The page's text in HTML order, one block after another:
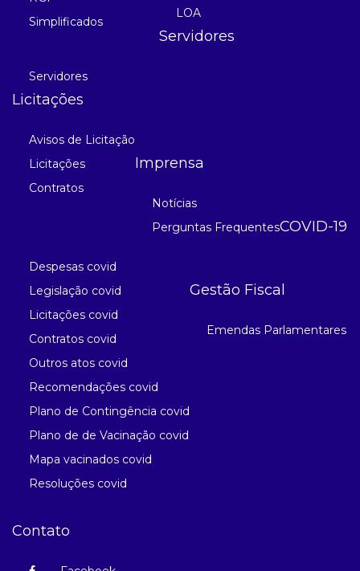
Simplificados
LOA
Servidores
Servidores
Licitações
Avisos de Licitação
Licitações
Contratos
Imprensa
Notícias
Perguntas FrequentesCOVID-19
Despesas covid
Legislação covid
Licitações covid
Contratos covid
Outros atos covid
Recomendações covid
Plano de Contingência covid
Plano de de Vacinação covid
Mapa vacinados covid
Resoluções covid
Gestão Fiscal
Emendas Parlamentares
Contato